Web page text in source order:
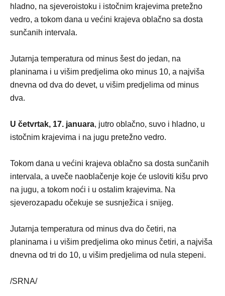
hladno, na sjeveroistoku i istočnim krajevima pretežno
vedro, a tokom dana u većini krajeva oblačno sa dosta
sunčanih intervala.
Jutarnja temperatura od minus šest do jedan, na
planinama i u višim predjelima oko minus 10, a najviša
dnevna od dva do devet, u višim predjelima od minus
dva.
U četvrtak, 17. januara, jutro oblačno, suvo i hladno, u
istočnim krajevima i na jugu pretežno vedro.
Tokom dana u većini krajeva oblačno sa dosta sunčanih
intervala, a uveče naoblačenje koje će usloviti kišu prvo
na jugu, a tokom noći i u ostalim krajevima. Na
sjeverozapadu očekuje se susnježica i snijeg.
Jutarnja temperatura od minus dva do četiri, na
planinama i u višim predjelima oko minus četiri, a najviša
dnevna od tri do 10, u višim predjelima od nula stepeni.
/SRNA/